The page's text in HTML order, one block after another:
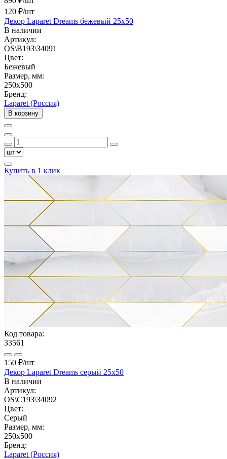
120 ₽/шт
Декор Laparet Dreams бежевый 25х50
В наличии
Артикул:
OS\B193\34091
Цвет:
Бежевый
Размер, мм:
250x500
Бренд:
Laparet (Россия)
В корзину
Купить в 1 клик
Код товара:
33561
150 ₽/шт
Декор Laparet Dreams серый 25х50
В наличии
Артикул:
OS\C193\34092
Цвет:
Серый
Размер, мм:
250x500
Бренд:
Laparet (Россия)